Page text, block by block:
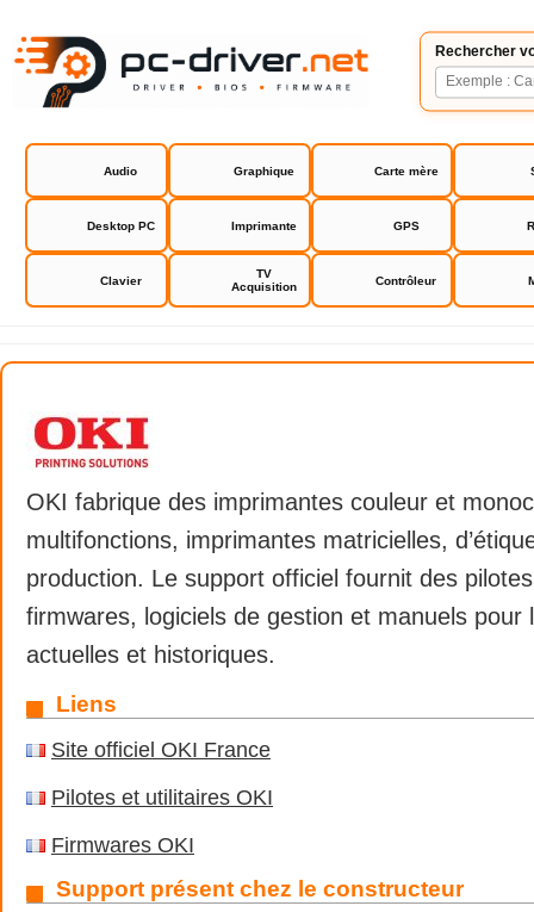
Rechercher
Audio Graphique Carte mère
Desktop PC Imprimante GPS
Clavier
TV
Acquisition
Contrôleur
OKI
OKI fabrique des imprimantes couleur et
multifonctions, imprimantes matricielles,
production. Le support officiel fournit des
firmwares, logiciels de gestion et manuels pour
actuelles et historiques.
Liens
Site officiel OKI France
Pilotes et utilitaires OKI
Firmwares OKI
Support présent chez le constructeur